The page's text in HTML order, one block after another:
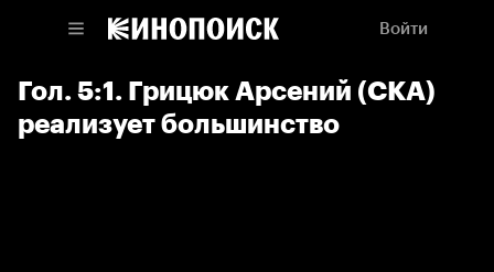
Войти
Гол. 5:1. Грицюк Арсений (СКА)
реализует большинство